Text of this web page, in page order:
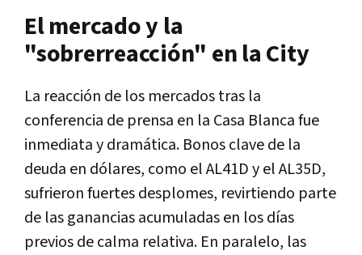
El mercado y la
"sobrerreacción" en la City
La reacción de los mercados tras la
conferencia de prensa en la Casa Blanca fue
inmediata y dramática. Bonos clave de la
deuda en dólares, como el AL41D y el AL35D,
sufrieron fuertes desplomes, revirtiendo parte
de las ganancias acumuladas en los días
previos de calma relativa. En paralelo, las